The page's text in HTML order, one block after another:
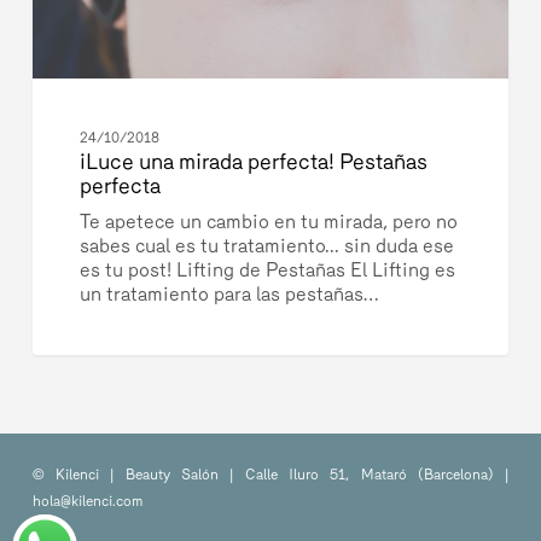
24/10/2018
¡Luce una mirada perfecta! Pestañas
perfecta
Te apetece un cambio en tu mirada, pero no
sabes cual es tu tratamiento... sin duda ese
es tu post! Lifting de Pestañas El Lifting es
un tratamiento para las pestañas…
© Kilenci | Beauty Salón | Calle Iluro 51, Mataró (Barcelona) |
hola@kilenci.com